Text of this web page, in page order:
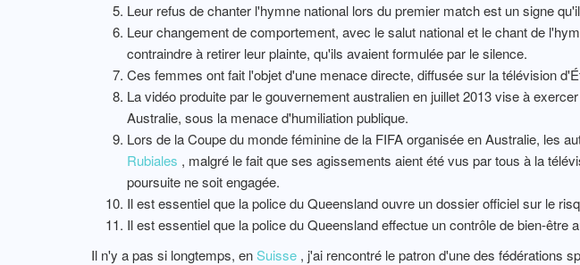
Leur refus de chanter l'hymne national lors du premier match est un signe
Leur changement de comportement, avec le salut national et le chant de
contraindre à retirer leur plainte, qu'ils avaient formulée par le silence.
Ces femmes ont fait l'objet d'une menace directe, diffusée sur la télévision
La vidéo produite par le gouvernement australien en juillet 2013 vise à
Australie, sous la menace d'humiliation publique.
Lors de la Coupe du monde féminine de la FIFA organisée en Australie, les
Rubiales , malgré le fait que ses agissements aient été vus par tous à la
poursuite ne soit engagée.
Il est essentiel que la police du Queensland ouvre un dossier officiel sur le
Il est essentiel que la police du Queensland effectue un contrôle de bien-être
Il n'y a pas si longtemps, enSuisse , j'ai rencontré le patron d'une des fédérations